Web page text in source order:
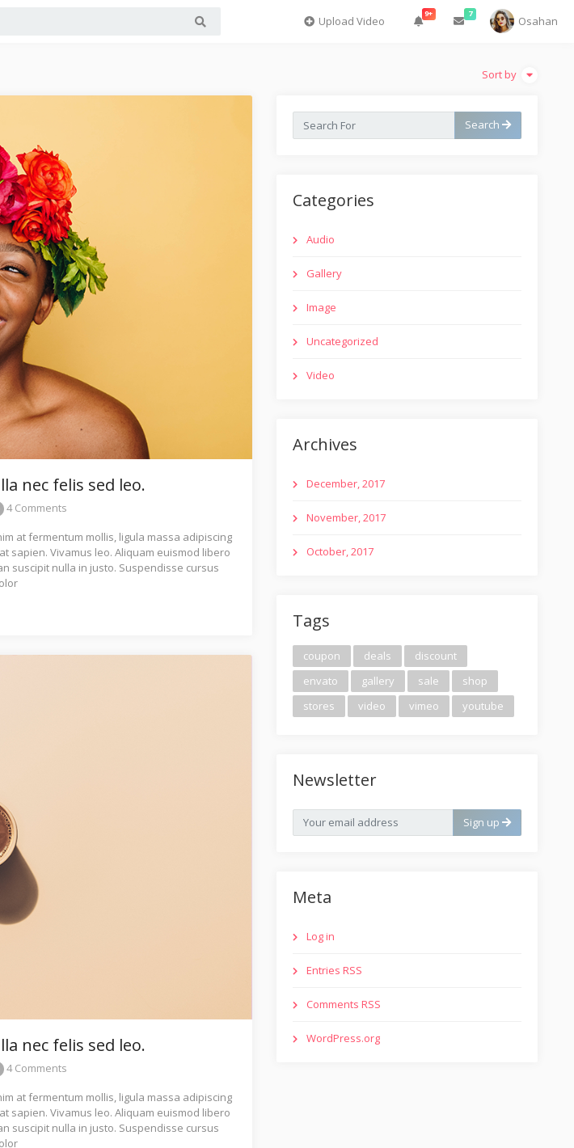
Upload Video
9+ 7
Osahan
Sort by
nec felis sed leo.
4 Comments
at fermentum mollis, ligula massa adipiscing
sapien. Vivamus leo. Aliquam euismod libero
suscipit nulla in justo. Suspendisse cursus
nec felis sed leo.
4 Comments
at fermentum mollis, ligula massa adipiscing
sapien. Vivamus leo. Aliquam euismod libero
suscipit nulla in justo. Suspendisse cursus
Search
Categories
Audio
Gallery
Image
Uncategorized
Video
Archives
December, 2017
November, 2017
October, 2017
Tags
coupon deals
discount
envato
gallery sale
shop
stores
video vimeo youtube
Newsletter
Sign up
Meta
Log in
Entries RSS
Comments RSS
WordPress.org